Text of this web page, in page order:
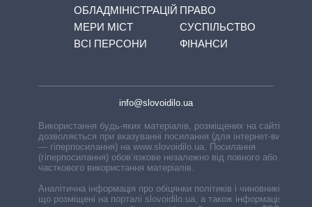
ОБЛАДМІНІСТРАЦІЙ
МЕРИ МІСТ
ВСІ ПЕРСОНИ
ПРАВО
СУСПІЛЬСТВО
ФІНАНСИ
info@slovoidilo.ua
Використання будь-яких матеріалів, розміщених на сайті,
дозволяється при вказуванні посилання (для інтернет-видань
— гіперпосилання) на www.slovoidilo.ua. Посилання
(гіперпосилання) обов’язкове незалежно від повного або
часткового використання матеріалів.
Аналітична інформація про обіцянки політиків і чиновників,
що розміщені на порталі slovoidilo.ua, а також інформація про